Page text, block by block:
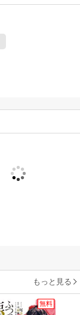
もっと見る
無料